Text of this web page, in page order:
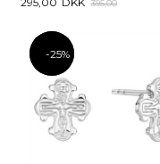
395,00
-25%
-25%